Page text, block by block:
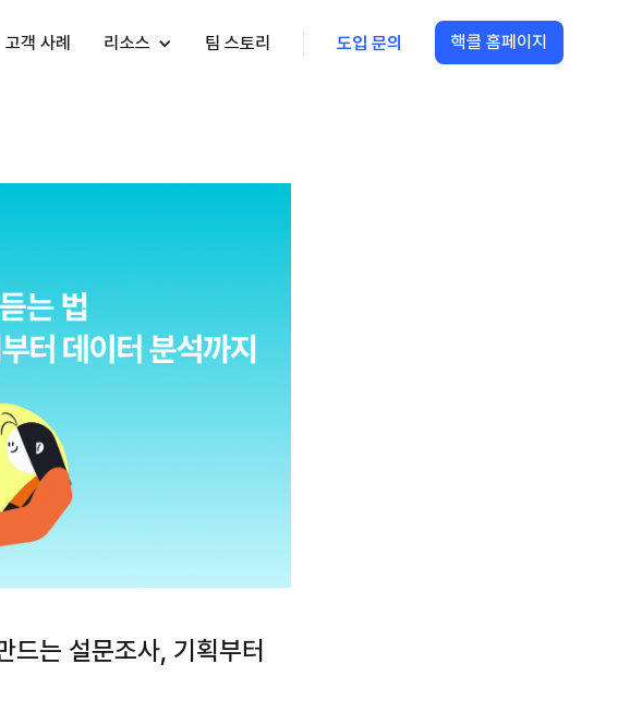
고객 사례 리소스 팀 스토리 도입 문의 핵클 홈페이지
는 설문조사, 기획부터